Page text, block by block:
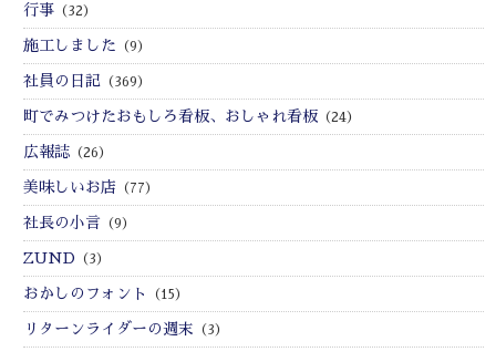
行事 （32）
施工しました （9）
社員の日記 （369）
町でみつけたおもしろ看板、おしゃれ看板 （24）
広報誌 （26）
美味しいお店 （77）
社長の小言 （9）
ZUND （3）
おかしのフォント （15）
リターンライダーの週末 （3）